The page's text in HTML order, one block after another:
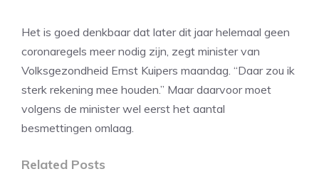
Het is goed denkbaar dat later dit jaar helemaal geen
coronaregels meer nodig zijn, zegt minister van
Volksgezondheid Ernst Kuipers maandag. “Daar zou ik
sterk rekening mee houden.” Maar daarvoor moet
volgens de minister wel eerst het aantal
besmettingen omlaag.
Related Posts